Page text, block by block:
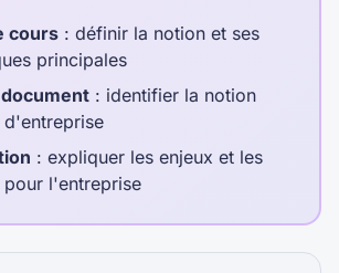
cours : définir la notion et ses
principales
: identifier la notion
d'entreprise
: expliquer les enjeux et les
l'entreprise